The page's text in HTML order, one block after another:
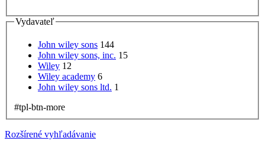
Vydavateľ
John wiley sons 144
John wiley sons, inc. 15
Wiley 12
Wiley academy 6
John wiley sons ltd. 1
#tpl-btn-more
Rozšírené vyhľadávanie